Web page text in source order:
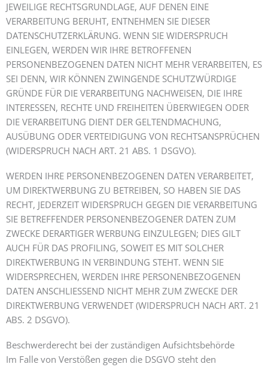
JEWEILIGE RECHTSGRUNDLAGE, AUF DENEN EINE
VERARBEITUNG BERUHT, ENTNEHMEN SIE DIESER
DATENSCHUTZERKLÄRUNG. WENN SIE WIDERSPRUCH
EINLEGEN, WERDEN WIR IHRE BETROFFENEN
PERSONENBEZOGENEN DATEN NICHT MEHR VERARBEITEN, ES
SEI DENN, WIR KÖNNEN ZWINGENDE SCHUTZWÜRDIGE
GRÜNDE FÜR DIE VERARBEITUNG NACHWEISEN, DIE IHRE
INTERESSEN, RECHTE UND FREIHEITEN ÜBERWIEGEN ODER
DIE VERARBEITUNG DIENT DER GELTENDMACHUNG,
AUSÜBUNG ODER VERTEIDIGUNG VON RECHTSANSPRÜCHEN
(WIDERSPRUCH NACH ART. 21 ABS. 1 DSGVO).
WERDEN IHRE PERSONENBEZOGENEN DATEN VERARBEITET,
UM DIREKTWERBUNG ZU BETREIBEN, SO HABEN SIE DAS
RECHT, JEDERZEIT WIDERSPRUCH GEGEN DIE VERARBEITUNG
SIE BETREFFENDER PERSONENBEZOGENER DATEN ZUM
ZWECKE DERARTIGER WERBUNG EINZULEGEN; DIES GILT
AUCH FÜR DAS PROFILING, SOWEIT ES MIT SOLCHER
DIREKTWERBUNG IN VERBINDUNG STEHT. WENN SIE
WIDERSPRECHEN, WERDEN IHRE PERSONENBEZOGENEN
DATEN ANSCHLIESSEND NICHT MEHR ZUM ZWECKE DER
DIREKTWERBUNG VERWENDET (WIDERSPRUCH NACH ART. 21
ABS. 2 DSGVO).
Beschwerde­recht bei der zuständigen Aufsichts­behörde
Im Falle von Verstößen gegen die DSGVO steht den